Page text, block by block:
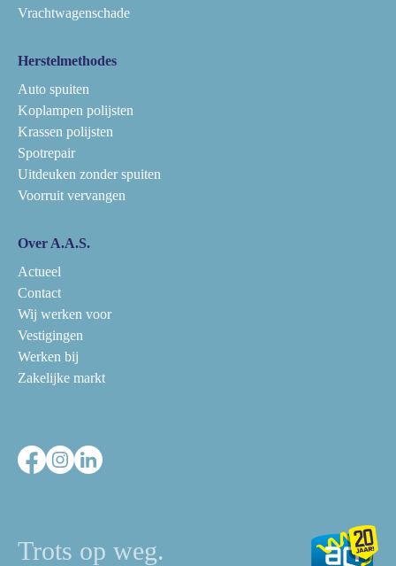
Vrachtwagenschade
Herstelmethodes
Auto spuiten
Koplampen polijsten
Krassen polijsten
Spotrepair
Uitdeuken zonder spuiten
Voorruit vervangen
Over A.A.S.
Actueel
Contact
Wij werken voor
Vestigingen
Werken bij
Zakelijke markt
Trots op weg.